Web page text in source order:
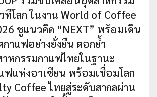
ทีโลก ในงาน World of Coffee
ชูแนวคิด “NEXT” พร้อมเดิน
าแฟอย่างยั่งยืน ตอกย้ำ
หกรรมกาแฟไทยในฐานะ
ฟแห่งอาเซียน พร้อมเชื่อมโลก
Coffee ไทยสู่ระดับสากลผ่าน